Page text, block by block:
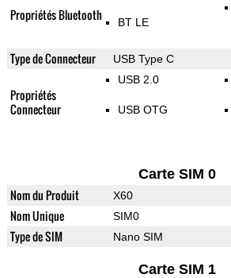
Propriétés Bluetooth BT LE
Type de Connecteur USB Type C
Propriétés
Connecteur
USB 2.0
USB OTG
Carte SIM 0
Nom du Produit X60
Nom Unique SIM0
Type de SIM Nano SIM
Carte SIM 1